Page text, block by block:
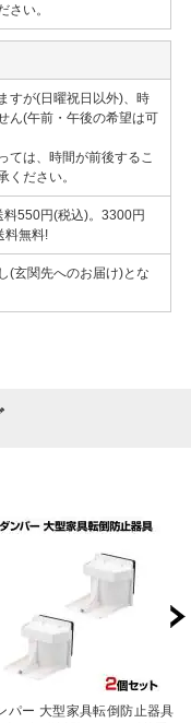
い。
すが(日曜祝日以外)、時
ん(午前・午後の希望は可
ては、時間が前後するこ
ください。
料550円(税込)。3300円
料無料!
(玄関先へのお届け)とな
パー 大型家具転倒防止器具